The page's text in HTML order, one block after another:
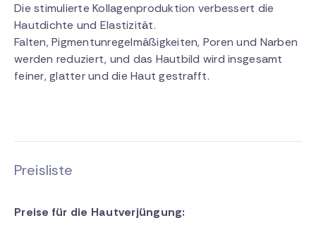
Die stimulierte Kollagenproduktion verbessert die
Hautdichte und Elastizität.
Falten, Pigmentunregelmäßigkeiten, Poren und Narben
werden reduziert, und das Hautbild wird insgesamt
feiner, glatter und die Haut gestrafft.
Preisliste
Preise für die Hautverjüngung: